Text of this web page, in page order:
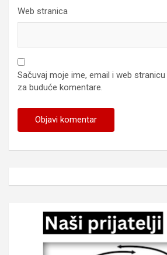
Web stranica
Sačuvaj moje ime, email i web
za buduće komentare.